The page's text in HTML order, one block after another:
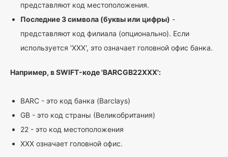
представляют код местоположения.
Последние 3 символа (буквы или цифры) -
представляют код филиала (опционально). Если
используется 'XXX', это означает головной офис банка.
Например, в SWIFT-коде 'BARCGB22XXX':
BARC - это код банка (Barclays)
GB - это код страны (Великобритания)
22 - это код местоположения
XXX означает головной офис.